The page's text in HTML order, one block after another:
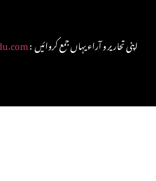
: اپنی تحاریر و آراء یہاں جمع کروائیں